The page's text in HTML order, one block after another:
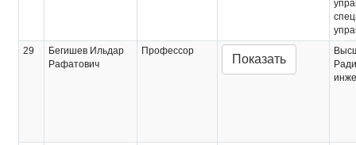
29
Бегишев Ильдар
Рафатович
Профессор
Показать